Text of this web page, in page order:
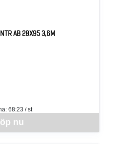
AB 28X95 3,6M
nu
68:23 / st